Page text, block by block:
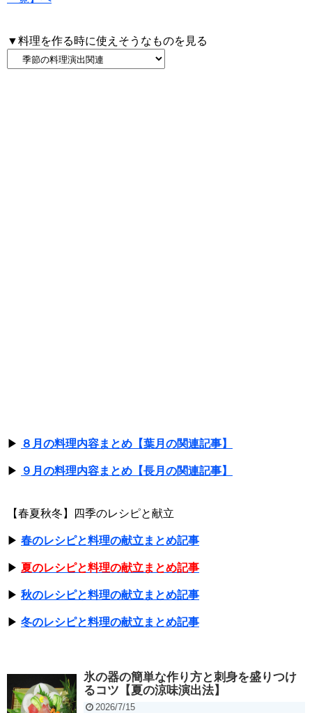
▼料理を作る時に使えそうなものを見る
▶ ８月の料理内容まとめ【葉月の関連記事】
▶ ９月の料理内容まとめ【長月の関連記事】
【春夏秋冬】四季のレシピと献立
▶ 春のレシピと料理の献立まとめ記事
▶ 夏のレシピと料理の献立まとめ記事
▶ 秋のレシピと料理の献立まとめ記事
▶ 冬のレシピと料理の献立まとめ記事
氷の器の簡単な作り方と刺身を盛りつけ
るコツ【夏の涼味演出法】
2026/7/15